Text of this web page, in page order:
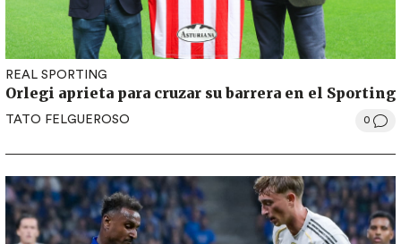
REAL SPORTING
Orlegi aprieta para cruzar su barrera en el Sporting
TATO FELGUEROSO 0